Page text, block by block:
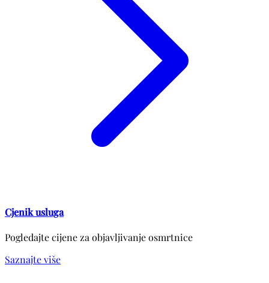
Cjenik usluga
Pogledajte cijene za objavljivanje osmrtnice
Saznajte više